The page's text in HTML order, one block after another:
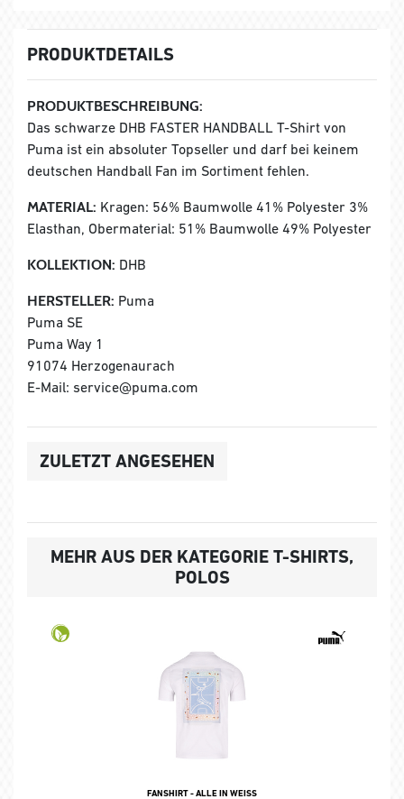
PRODUKTDETAILS
PRODUKTBESCHREIBUNG:
Das schwarze DHB FASTER HANDBALL T-Shirt von
Puma ist ein absoluter Topseller und darf bei keinem
deutschen Handball Fan im Sortiment fehlen.
MATERIAL: Kragen: 56% Baumwolle 41% Polyester 3%
Elasthan, Obermaterial: 51% Baumwolle 49% Polyester
KOLLEKTION: DHB
HERSTELLER: Puma
Puma SE
Puma Way 1
91074 Herzogenaurach
E-Mail: service@puma.com
ZULETZT ANGESEHEN
MEHR AUS DER KATEGORIE T-SHIRTS,
POLOS
FANSHIRT - ALLE IN WEISS